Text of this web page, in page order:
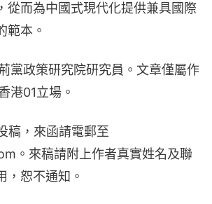
從而為中國式現代化提供兼具國際
範本。
黨政策研究院研究員。文章僅屬作
港01立場。
稿，來函請電郵至
。來稿請附上作者真實姓名及聯
，恕不通知。